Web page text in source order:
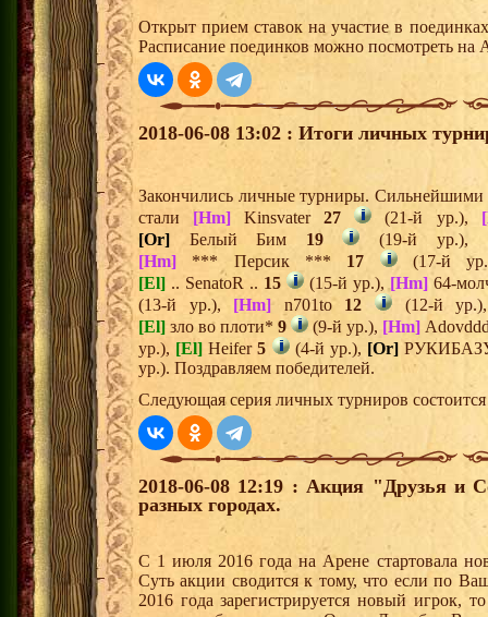
Открыт прием ставок на участие в
Расписание поединков можно посмотреть на
2018-06-08 13:02 : Итоги личных
Закончились личные турниры. Сильнейшими
стали [Hm] Kinsvater27 (21-й ур.),
[Or] Белый Бим 19 (19-й ур.),
[Hm] *** Персик *** 17
(17-й
[El] .. SenatoR .. 15 (15-й ур.), [Hm] 64-
(13-й ур.), [Hm] n701to 12
(12-й
[El] зло во плоти* 9 (9-й ур.), [Hm]
ур.), [El] Heifer5 (4-й ур.), [Or]
ур.). Поздравляем победителей.
Следующая серия личных турниров состоится
2018-06-08 12:19 : Акция "Друзья и
разных городах.
С 1 июля 2016 года на Арене стартовала
Суть акции сводится к тому, что если по
2016 года зарегистрируется новый